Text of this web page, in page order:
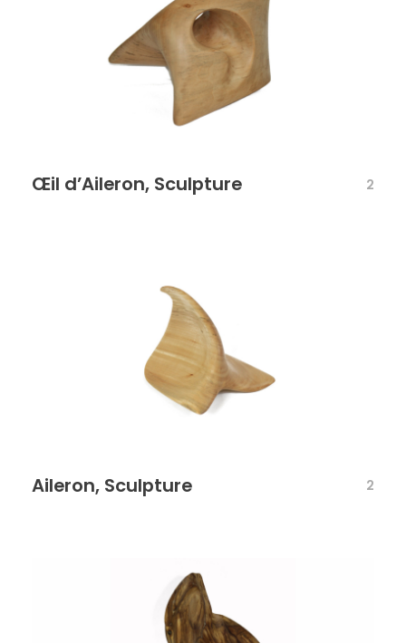
Œil d’Aileron, Sculpture 2
Aileron, Sculpture 2